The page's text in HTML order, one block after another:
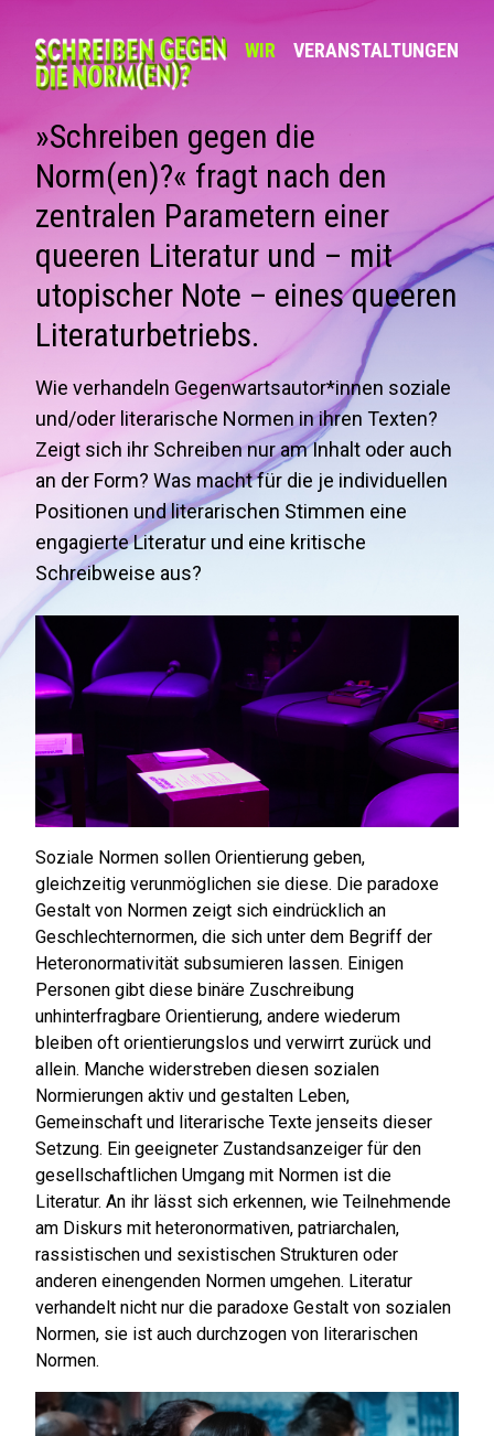
WIR VERANSTALTUNGEN
»Schreiben gegen die
Norm(en)?« fragt nach den
zentralen Parametern einer
queeren Literatur und – mit
utopischer Note – eines queeren
Literaturbetriebs.
Wie verhandeln Gegenwartsautor*innen soziale
und/oder literarische Normen in ihren Texten?
Zeigt sich ihr Schreiben nur am Inhalt oder auch
an der Form? Was macht für die je individuellen
Positionen und literarischen Stimmen eine
engagierte Literatur und eine kritische
Schreibweise aus?
Soziale Normen sollen Orientierung geben,
gleichzeitig verunmöglichen sie diese. Die paradoxe
Gestalt von Normen zeigt sich eindrücklich an
Geschlechternormen, die sich unter dem Begriff der
Heteronormativität subsumieren lassen. Einigen
Personen gibt diese binäre Zuschreibung
unhinterfragbare Orientierung, andere wiederum
bleiben oft orientierungslos und verwirrt zurück und
allein. Manche widerstreben diesen sozialen
Normierungen aktiv und gestalten Leben,
Gemeinschaft und literarische Texte jenseits dieser
Setzung. Ein geeigneter Zustandsanzeiger für den
gesellschaftlichen Umgang mit Normen ist die
Literatur. An ihr lässt sich erkennen, wie Teilnehmende
am Diskurs mit heteronormativen, patriarchalen,
rassistischen und sexistischen Strukturen oder
anderen einengenden Normen umgehen. Literatur
verhandelt nicht nur die paradoxe Gestalt von sozialen
Normen, sie ist auch durchzogen von literarischen
Normen.